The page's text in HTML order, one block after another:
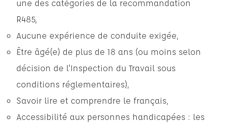
une des catégories de la recommandation
R485,
Aucune expérience de conduite exigée,
Être âgé(e) de plus de 18 ans (ou moins selon
décision de l’Inspection du Travail sous
conditions réglementaires),
Savoir lire et comprendre le français,
Accessibilité aux personnes handicapées : les